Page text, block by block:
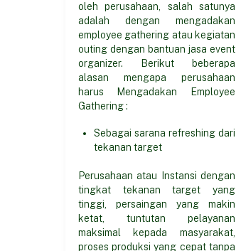
oleh perusahaan, salah satunya
adalah dengan mengadakan
employee gathering atau kegiatan
outing dengan bantuan jasa event
organizer. Berikut beberapa
alasan mengapa perusahaan
harus Mengadakan Employee
Gathering :
Sebagai sarana refreshing dari
tekanan target
Perusahaan atau Instansi dengan
tingkat tekanan target yang
tinggi, persaingan yang makin
ketat, tuntutan pelayanan
maksimal kepada masyarakat,
proses produksi yang cepat tanpa